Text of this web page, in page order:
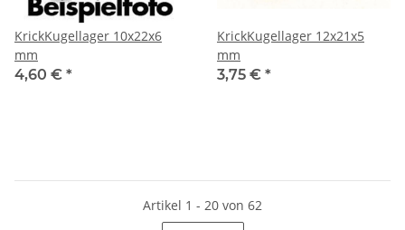
KrickKugellager 10x22x6
mm
4,60 € *
KrickKugellager 12x21x5
mm
3,75 € *
Artikel 1 - 20 von 62